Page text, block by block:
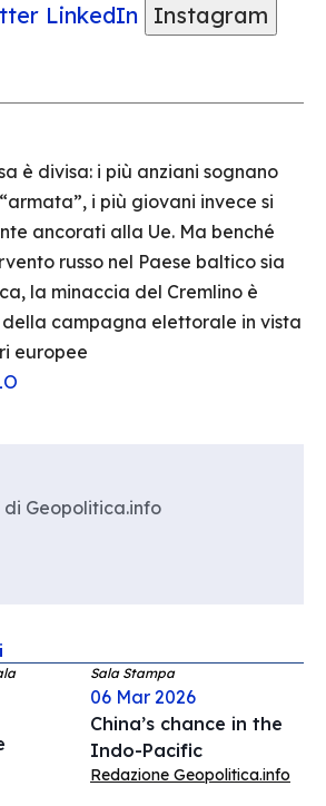
LinkedIn
Instagram
è divisa: i più anziani sognano
i più giovani invece si
ancorati alla Ue. Ma benché
russo nel Paese baltico sia
la minaccia del Cremlino è
campagna elettorale in vista
europee
Geopolitica.info
Sala Stampa
06 Mar 2026
China’s chance in the
Indo-Pacific
Redazione Geopolitica.info